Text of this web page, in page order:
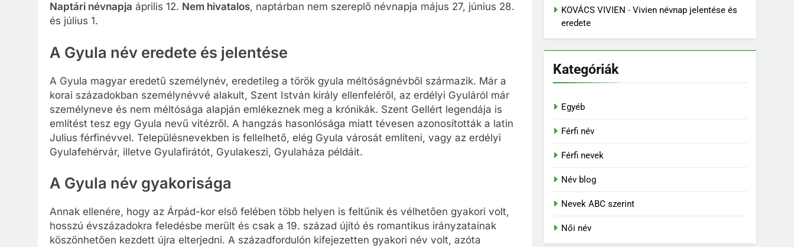
Naptári névnapja április 12. Nem hivatalos, naptárban nem szereplő névnapja május 27, június 28.
és július 1.
A Gyula név eredete és jelentése
A Gyula magyar eredetű személynév, eredetileg a török gyula méltóságnévből származik. Már a
korai századokban személynévvé alakult, Szent István király ellenfeléről, az erdélyi Gyuláról már
személyneve és nem méltósága alapján emlékeznek meg a krónikák. Szent Gellért legendája is
említést tesz egy Gyula nevű vitézről. A hangzás hasonlósága miatt tévesen azonosították a latin
Julius férfinévvel. Településnevekben is fellelhető, elég Gyula városát említeni, vagy az erdélyi
Gyulafehérvár, illetve Gyulafirátót, Gyulakeszi, Gyulaháza példáit.
A Gyula név gyakorisága
Annak ellenére, hogy az Árpád-kor első felében több helyen is feltűnik és vélhetően gyakori volt,
hosszú évszázadokra feledésbe merült és csak a 19. század újító és romantikus irányzatainak
köszönhetően kezdett újra elterjedni. A századfordulón kifejezetten gyakori név volt, azóta
KOVÁCS VIVIEN -Vivien névnap jelentése és
eredete
Kategóriák
Egyéb
Férfi név
Férfi nevek
Név blog
Nevek ABC szerint
Női név